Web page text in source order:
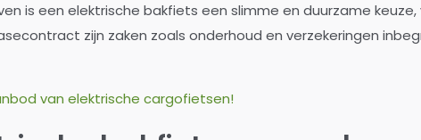
is een elektrische bakfiets een slimme en duurzame
zijn zaken zoals onderhoud en verzekeringen
van elektrische cargofietsen!